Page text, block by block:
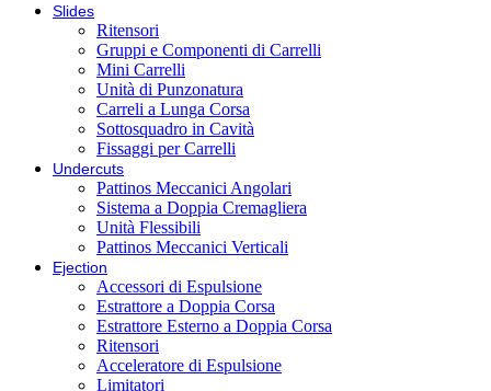
Slides
Ritensori
Gruppi e Componenti di Carrelli
Mini Carrelli
Unità di Punzonatura
Carreli a Lunga Corsa
Sottosquadro in Cavità
Fissaggi per Carrelli
Undercuts
Pattinos Meccanici Angolari
Sistema a Doppia Cremagliera
Unità Flessibili
Pattinos Meccanici Verticali
Ejection
Accessori di Espulsione
Estrattore a Doppia Corsa
Estrattore Esterno a Doppia Corsa
Ritensori
Acceleratore di Espulsione
Limitatori